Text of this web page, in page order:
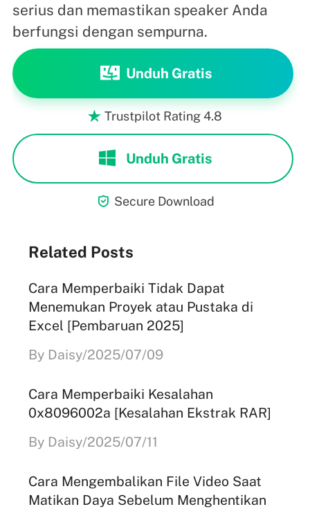
serius dan memastikan speaker Anda
berfungsi dengan sempurna.
Unduh Gratis
 Trustpilot Rating 4.8
Unduh Gratis
 Secure Download
Related Posts
Cara Memperbaiki Tidak Dapat
Menemukan Proyek atau Pustaka di
Excel [Pembaruan 2025]
By Daisy/2025/07/09
Cara Memperbaiki Kesalahan
0x8096002a [Kesalahan Ekstrak RAR]
By Daisy/2025/07/11
Cara Mengembalikan File Video Saat
Matikan Daya Sebelum Menghentikan